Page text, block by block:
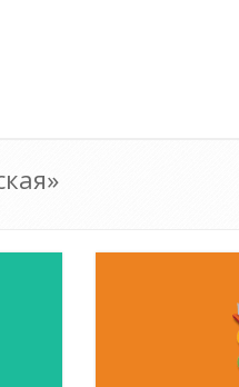
Как стать экспертом наших